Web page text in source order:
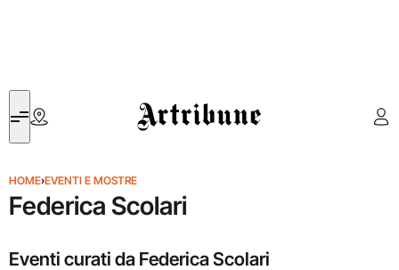
Artribune
HOME›EVENTI E MOSTRE
Federica Scolari
Eventi curati da Federica Scolari